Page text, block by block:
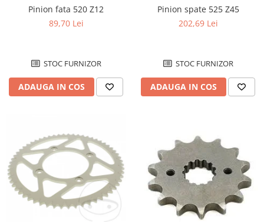
Pinion fata 520 Z12
89,70 Lei
STOC FURNIZOR
ADAUGA IN COS
Pinion spate 525 Z45
202,69 Lei
STOC FURNIZOR
ADAUGA IN COS